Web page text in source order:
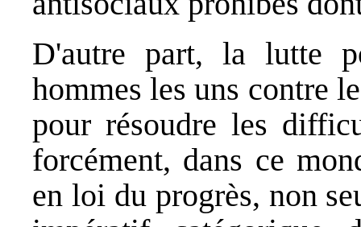
D'autre part, la lutte
hommes les uns contre
pour résoudre les
forcément, dans ce
en loi du progrès, non